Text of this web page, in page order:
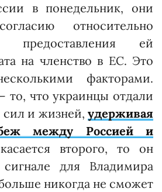
в понедельник, они
относительно
предоставления ей
на членство в ЕС. Это
факторами.
то, что украинцы отдали
и жизней, удерживая
между Россией и
второго, то он
сигнале для Владимира
никогда не сможет